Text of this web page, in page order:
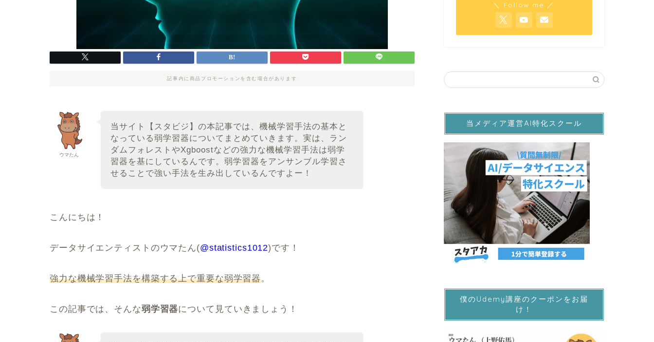
記事内に商品プロモーションを含む場合があります
ウマたん
当サイト【スタビジ】の本記事では、機械学習手法の基本と
なっている弱学習器についてまとめていきます。実は、ラン
ダムフォレストやXgboostなどの強力な機械学習手法は弱学
習器を基にしているんです。弱学習器をアンサンブル学習さ
せることで強い手法を生み出しているんですよー！
こんにちは！
データサイエンティストのウマたん(@statistics1012)です！
強力な機械学習手法を構築する上で重要な弱学習器。
この記事では、そんな弱学習器について見ていきましょう！
＼ Follow me ／
当メディア運営AI特化スクール
僕のUdemy講座のクーポンをお届
け！